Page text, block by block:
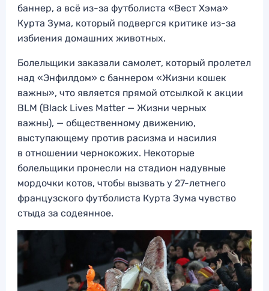
баннер, а всё из-за футболиста «Вест Хэма»
Курта Зума, который подвергся критике из-за
избиения домашних животных.
Болельщики заказали самолет, который пролетел
над «Энфилдом» с баннером «Жизни кошек
важны», что является прямой отсылкой к акции
BLM (Black Lives Matter — Жизни черных
важны), — общественному движению,
выступающему против расизма и насилия
в отношении чернокожих. Некоторые
болельщики пронесли на стадион надувные
мордочки котов, чтобы вызвать у 27-летнего
французского футболиста Курта Зума чувство
стыда за содеянное.